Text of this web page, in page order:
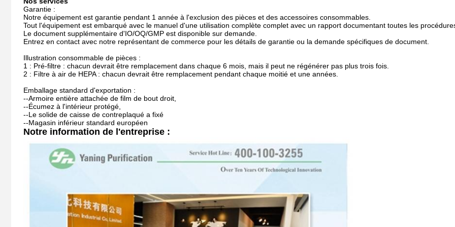
Garantie :
Notre équipement est garantie pendant 1 année à l'exclusion des pièces et des accessoires consommables.
Tout l'équipement est embarqué avec le manuel d'une utilisation complète complet avec un rapport documentant toutes les
Le document supplémentaire d'IO/OQ/GMP est disponible sur demande.
Entrez en contact avec notre représentant de commerce pour les détails de garantie ou la demande spécifiques de document.
Illustration consommable de pièces :
1 : Pré-filtre : chacun devrait être remplacement dans chaque 6 mois, mais il peut ne régénérer pas plus trois fois.
2 : Filtre à air de HEPA : chacun devrait être remplacement pendant chaque moitié et une années.
Emballage standard d'exportation :
--Armoire entière attachée de film de bout droit,
--Écumez à l'intérieur protégé,
--Le solide de caisse de contreplaqué a fixé
--Magasin inférieur standard européen
Notre information de l'entreprise :